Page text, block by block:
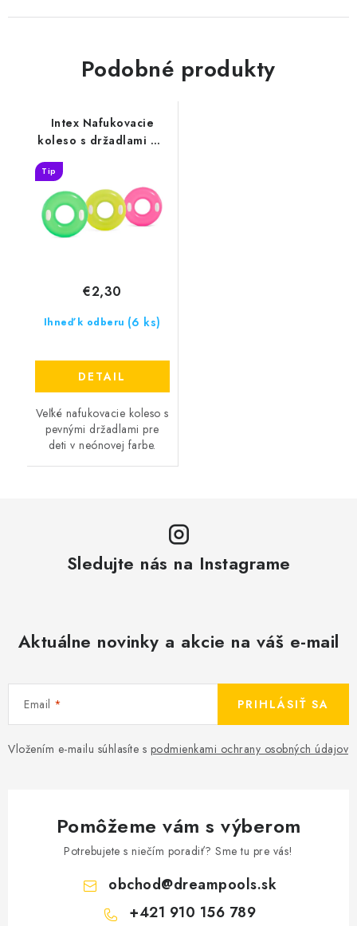
Podobné produkty
Intex Nafukovacie
koleso s držadlami HI-
Tip
Ihneď k odberu (6 ks)
€2,30
DETAIL
Veľké nafukovacie koleso s
pevnými držadlami pre
deti v neónovej farbe.
Sledujte nás na Instagrame
Aktuálne novinky a akcie na váš e-mail
Email
Vložením e-mailu súhlasíte s podmienkami ochrany osobných údajov
PRIHLÁSIŤ SA
Pomôžeme vám s výberom
Potrebujete s niečím poradiť? Sme tu pre vás!
obchod@dreampools.sk
+421 910 156 789